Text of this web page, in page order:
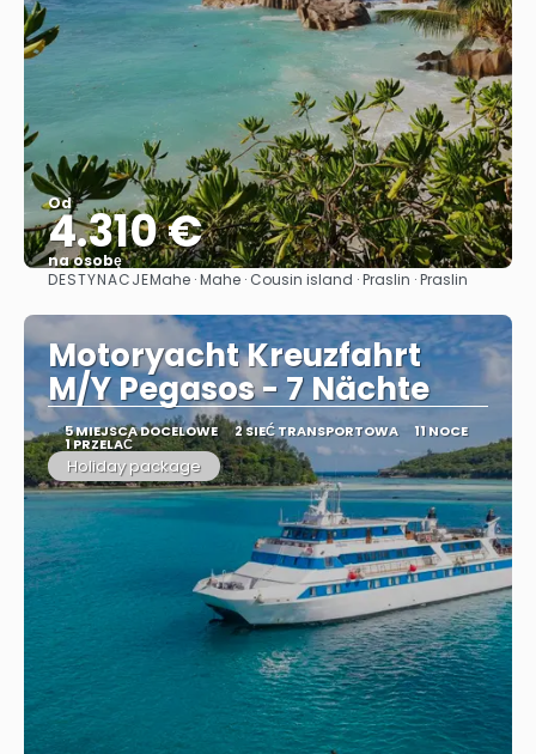
Od
4.310 €
na osobę
Zobacz
DESTYNACJEMahe · Mahe · Cousin island · Praslin · Praslin
Motoryacht Kreuzfahrt
M/Y Pegasos - 7 Nächte
5 MIEJSCA DOCELOWE 2 SIEĆ TRANSPORTOWA 11 NOCE
1 PRZELAĆ
Holiday package